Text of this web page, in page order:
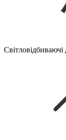
Світловідбиваючі